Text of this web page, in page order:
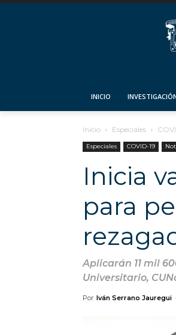
INICIO
Inicio Especiales
Especiales COVID-19
Inicia
para
Aplicarán 11 mil
Universitario,
Por Iván Serrano Jauregui